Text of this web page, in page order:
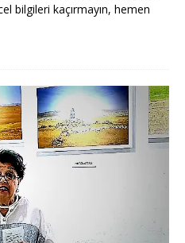
bilgileri kaçırmayın, hemen